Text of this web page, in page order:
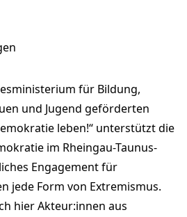
für Bildung,
und Jugend geförderten
leben!“ unterstützt die
im Rheingau-Taunus-
Engagement für
jede Form von Extremismus.
hier Akteur:innen aus